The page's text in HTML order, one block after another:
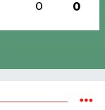
0 0